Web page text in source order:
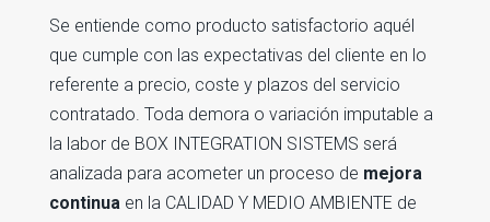
Se entiende como producto satisfactorio aquél
que cumple con las expectativas del cliente en lo
referente a precio, coste y plazos del servicio
contratado. Toda demora o variación imputable a
la labor de BOX INTEGRATION SISTEMS será
analizada para acometer un proceso de mejora
continuaen la CALIDAD Y MEDIO AMBIENTE de